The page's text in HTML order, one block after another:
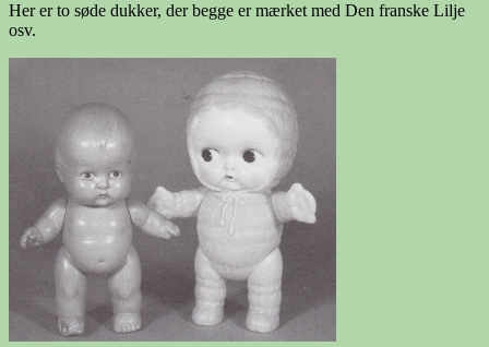
Her er to søde dukker, der begge er mærket med Den franske Lilje
osv.